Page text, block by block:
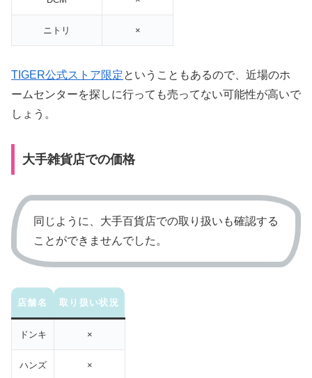
ニトリ ×
TIGER公式ストア限定ということもあるので、近場のホ
ームセンターを探しに行っても売ってない可能性が高いで
しょう。
大手雑貨店での価格
同じように、大手百貨店での取り扱いも確認する
ことができませんでした。
店舗名 取り扱い状況
ドンキ ×
ハンズ ×